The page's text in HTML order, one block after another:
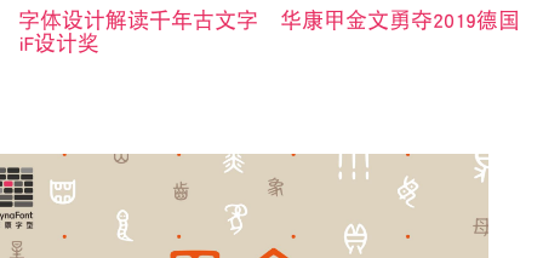
字体设计解读千年古文字 华康甲金文勇夺2019德国
iF设计奖